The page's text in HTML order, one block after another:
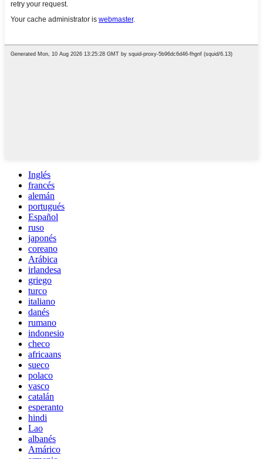
Inglés
francés
alemán
portugués
Español
ruso
japonés
coreano
Arábica
irlandesa
griego
turco
italiano
danés
rumano
indonesio
checo
africaans
sueco
polaco
vasco
catalán
esperanto
hindi
Lao
albanés
Amárico